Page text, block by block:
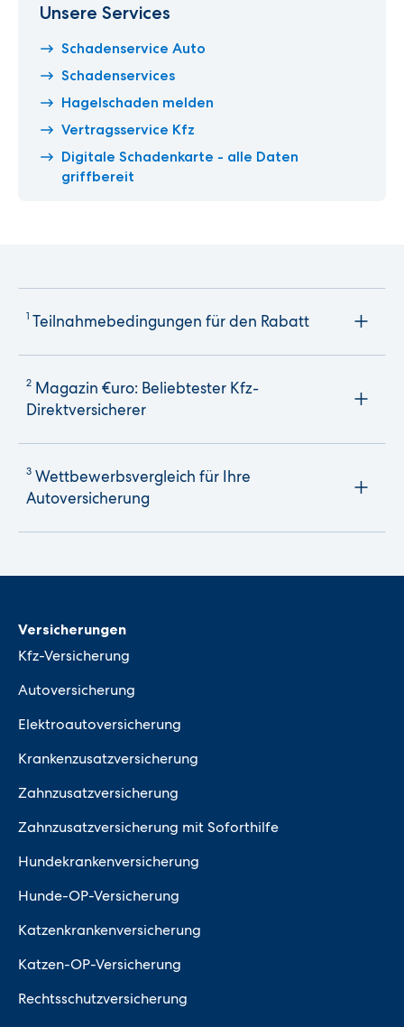
Unsere Services
Schadenservice Auto
Schadenservices
Hagelschaden melden
Vertragsservice Kfz
Digitale Schadenkarte - alle Daten
griffbereit
1 Teilnahmebedingungen für den Rabatt
2 Magazin €uro: Beliebtester Kfz-
Direktversicherer
3 Wettbewerbsvergleich für Ihre
Autoversicherung
Versicherungen
Kfz-Versicherung
Autoversicherung
Elektroautoversicherung
Krankenzusatzversicherung
Zahnzusatzversicherung
Zahnzusatzversicherung mit Soforthilfe
Hundekrankenversicherung
Hunde-OP-Versicherung
Katzenkrankenversicherung
Katzen-OP-Versicherung
Rechtsschutzversicherung